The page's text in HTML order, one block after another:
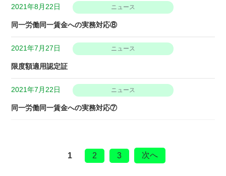
2021年8月22日 ニュース
同一労働同一賃金への実務対応⑧
2021年7月27日 ニュース
限度額適用認定証
2021年7月22日 ニュース
同一労働同一賃金への実務対応⑦
1 2 3 次へ